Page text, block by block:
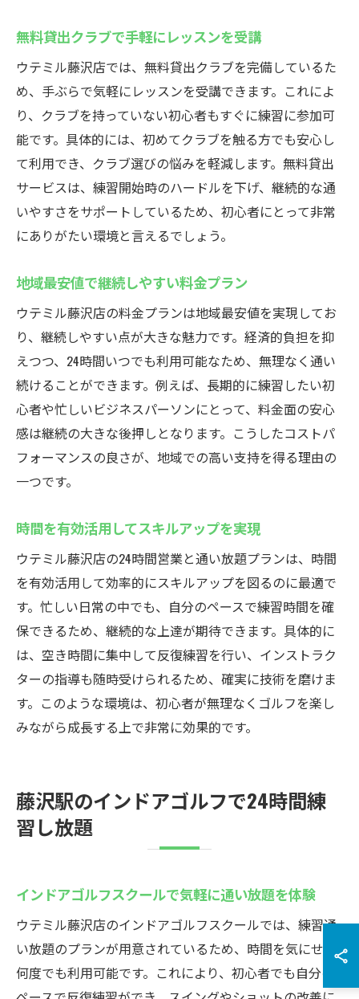
無料貸出クラブで手軽にレッスンを受講
ウテミル藤沢店では、無料貸出クラブを完備しているた
め、手ぶらで気軽にレッスンを受講できます。これによ
り、クラブを持っていない初心者もすぐに練習に参加可
能です。具体的には、初めてクラブを触る方でも安心し
て利用でき、クラブ選びの悩みを軽減します。無料貸出
サービスは、練習開始時のハードルを下げ、継続的な通
いやすさをサポートしているため、初心者にとって非常
にありがたい環境と言えるでしょう。
地域最安値で継続しやすい料金プラン
ウテミル藤沢店の料金プランは地域最安値を実現してお
り、継続しやすい点が大きな魅力です。経済的負担を抑
えつつ、24時間いつでも利用可能なため、無理なく通い
続けることができます。例えば、長期的に練習したい初
心者や忙しいビジネスパーソンにとって、料金面の安心
感は継続の大きな後押しとなります。こうしたコストパ
フォーマンスの良さが、地域での高い支持を得る理由の
一つです。
時間を有効活用してスキルアップを実現
ウテミル藤沢店の24時間営業と通い放題プランは、時間
を有効活用して効率的にスキルアップを図るのに最適で
す。忙しい日常の中でも、自分のペースで練習時間を確
保できるため、継続的な上達が期待できます。具体的に
は、空き時間に集中して反復練習を行い、インストラク
ターの指導も随時受けられるため、確実に技術を磨けま
す。このような環境は、初心者が無理なくゴルフを楽し
みながら成長する上で非常に効果的です。
藤沢駅のインドアゴルフで24時間練
習し放題
インドアゴルフスクールで気軽に通い放題を体験
ウテミル藤沢店のインドアゴルフスクールでは、練習通
い放題のプランが用意されているため、時間を気にせず
何度でも利用可能です。これにより、初心者でも自分の